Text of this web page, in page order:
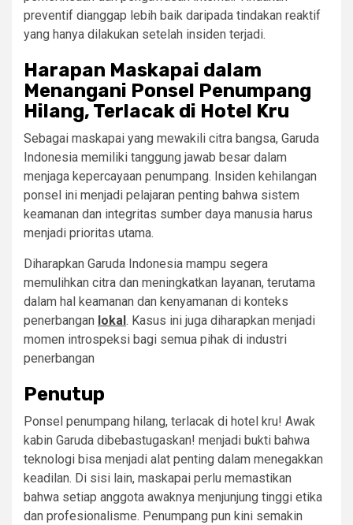
preventif dianggap lebih baik daripada tindakan reaktif
yang hanya dilakukan setelah insiden terjadi.
Harapan Maskapai dalam
Menangani Ponsel Penumpang
Hilang, Terlacak di Hotel Kru
Sebagai maskapai yang mewakili citra bangsa, Garuda
Indonesia memiliki tanggung jawab besar dalam
menjaga kepercayaan penumpang. Insiden kehilangan
ponsel ini menjadi pelajaran penting bahwa sistem
keamanan dan integritas sumber daya manusia harus
menjadi prioritas utama.
Diharapkan Garuda Indonesia mampu segera
memulihkan citra dan meningkatkan layanan, terutama
dalam hal keamanan dan kenyamanan di konteks
penerbangan lokal . Kasus ini juga diharapkan menjadi
momen introspeksi bagi semua pihak di industri
penerbangan
Penutup
Ponsel penumpang hilang, terlacak di hotel kru! Awak
kabin Garuda dibebastugaskan! menjadi bukti bahwa
teknologi bisa menjadi alat penting dalam menegakkan
keadilan. Di sisi lain, maskapai perlu memastikan
bahwa setiap anggota awaknya menjunjung tinggi etika
dan profesionalisme. Penumpang pun kini semakin